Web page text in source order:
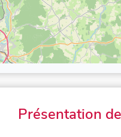
Présentation